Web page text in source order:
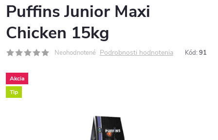
Puffins Junior Maxi
Chicken 15kg
Neohodnotené Podrobnosti hodnotenia Kód: 91
Akcia
Tip